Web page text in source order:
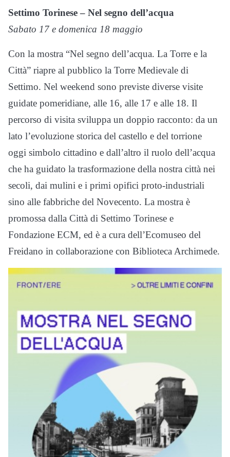
Settimo Torinese – Nel segno dell’acqua
Sabato 17 e domenica 18 maggio
Con la mostra “Nel segno dell’acqua. La Torre e la
Città” riapre al pubblico la Torre Medievale di
Settimo. Nel weekend sono previste diverse visite
guidate pomeridiane, alle 16, alle 17 e alle 18. Il
percorso di visita sviluppa un doppio racconto: da un
lato l’evoluzione storica del castello e del torrione
oggi simbolo cittadino e dall’altro il ruolo dell’acqua
che ha guidato la trasformazione della nostra città nei
secoli, dai mulini e i primi opifici proto-industriali
sino alle fabbriche del Novecento. La mostra è
promossa dalla Città di Settimo Torinese e
Fondazione ECM, ed è a cura dell’Ecomuseo del
Freidano in collaborazione con Biblioteca Archimede.